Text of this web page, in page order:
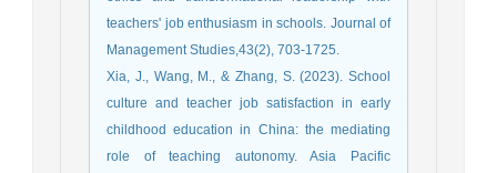
teachers' job enthusiasm in schools. Journal of
Management Studies,43(2), 703-1725.
Xia, J., Wang, M., & Zhang, S. (2023). School
culture and teacher job satisfaction in early
childhood education in China: the mediating
role of teaching autonomy. Asia Pacific